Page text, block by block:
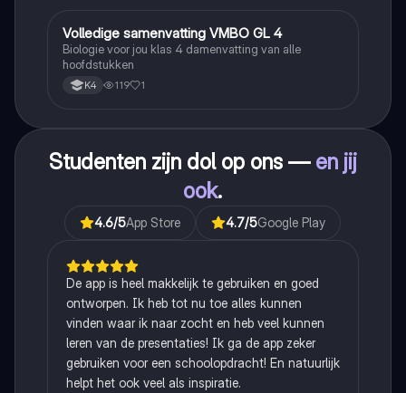
Biologie
Volledige samenvatting VMBO GL 4
Biologie voor jou klas 4 damenvatting van alle
hoofdstukken
K4 119 1
Studenten zijn dol op ons — en jij
ook.
4.6/5App Store 4.7/5Google Play
De app is heel makkelijk te gebruiken en goed
ontworpen. Ik heb tot nu toe alles kunnen
vinden waar ik naar zocht en heb veel kunnen
leren van de presentaties! Ik ga de app zeker
gebruiken voor een schoolopdracht! En natuurlijk
helpt het ook veel als inspiratie.